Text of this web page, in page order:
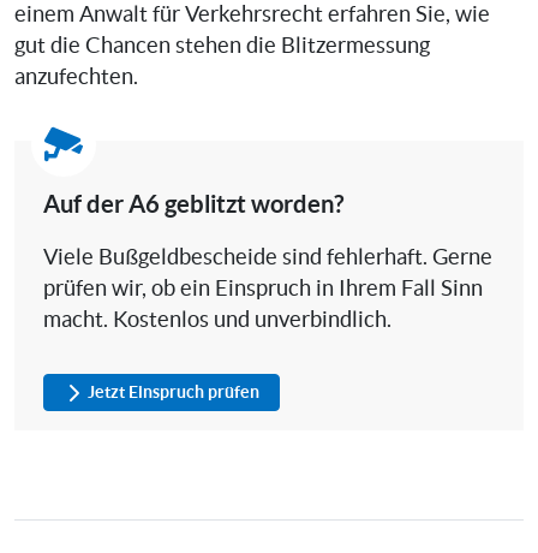
einem Anwalt für Verkehrsrecht erfahren Sie, wie
gut die Chancen stehen die Blitzermessung
anzufechten.
Auf der A6 geblitzt worden?
Viele Bußgeldbescheide sind fehlerhaft. Gerne
prüfen wir, ob ein Einspruch in Ihrem Fall Sinn
macht. Kostenlos und unverbindlich.
Jetzt Einspruch prüfen